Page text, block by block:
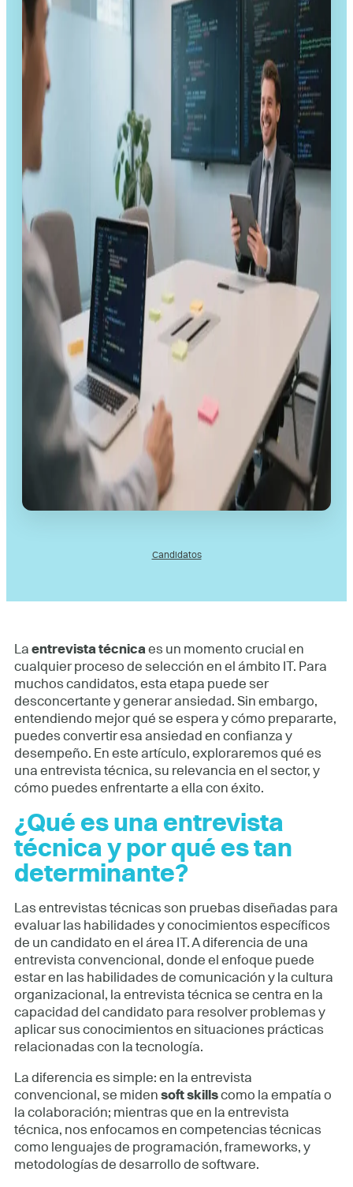
Candidatos
La entrevista técnica es un momento crucial en
cualquier proceso de selección en el ámbito IT. Para
muchos candidatos, esta etapa puede ser
desconcertante y generar ansiedad. Sin embargo,
entendiendo mejor qué se espera y cómo prepararte,
puedes convertir esa ansiedad en confianza y
desempeño. En este artículo, exploraremos qué es
una entrevista técnica, su relevancia en el sector, y
cómo puedes enfrentarte a ella con éxito.
¿Qué es una entrevista
técnica y por qué es tan
determinante?
Las entrevistas técnicas son pruebas diseñadas para
evaluar las habilidades y conocimientos específicos
de un candidato en el área IT. A diferencia de una
entrevista convencional, donde el enfoque puede
estar en las habilidades de comunicación y la cultura
organizacional, la entrevista técnica se centra en la
capacidad del candidato para resolver problemas y
aplicar sus conocimientos en situaciones prácticas
relacionadas con la tecnología.
La diferencia es simple: en la entrevista
convencional, se miden soft skillscomo la empatía o
la colaboración; mientras que en la entrevista
técnica, nos enfocamos en competencias técnicas
como lenguajes de programación, frameworks, y
metodologías de desarrollo de software.